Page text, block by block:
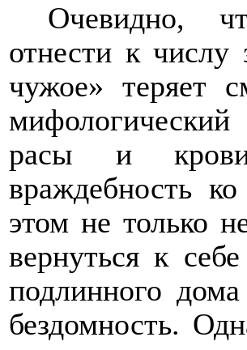
Очевидно,
отнести к числу
чужое» теряет
расы и
враждебность
этом не только
вернуться к
подлинного
бездомность.